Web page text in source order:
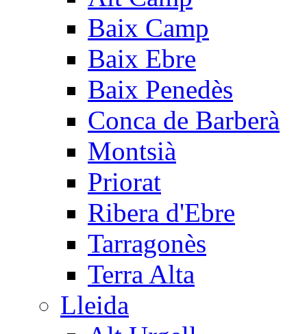
Baix Camp
Baix Ebre
Baix Penedès
Conca de Barberà
Montsià
Priorat
Ribera d'Ebre
Tarragonès
Terra Alta
Lleida